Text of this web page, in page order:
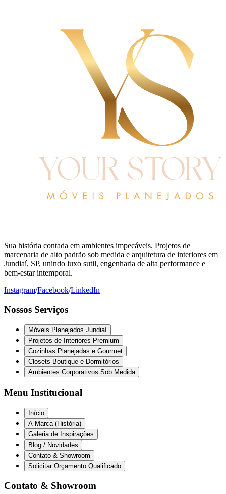
Sua história contada em ambientes impecáveis. Projetos de
marcenaria de alto padrão sob medida e arquitetura de interiores em
Jundiaí, SP, unindo luxo sutil, engenharia de alta performance e
bem-estar intemporal.
Instagram/Facebook/LinkedIn
Nossos Serviços
Móveis Planejados Jundiaí
Projetos de Interiores Premium
Cozinhas Planejadas e Gourmet
Closets Boutique e Dormitórios
Ambientes Corporativos Sob Medida
Menu Institucional
Início
A Marca (História)
Galeria de Inspirações
Blog / Novidades
Contato & Showroom
Solicitar Orçamento Qualificado
Contato & Showroom